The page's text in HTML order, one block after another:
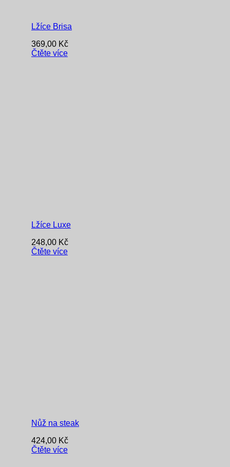
Lžíce Brisa
369,00 Kč
Čtěte více
Lžíce Luxe
248,00 Kč
Čtěte více
Nůž na steak
424,00 Kč
Čtěte více